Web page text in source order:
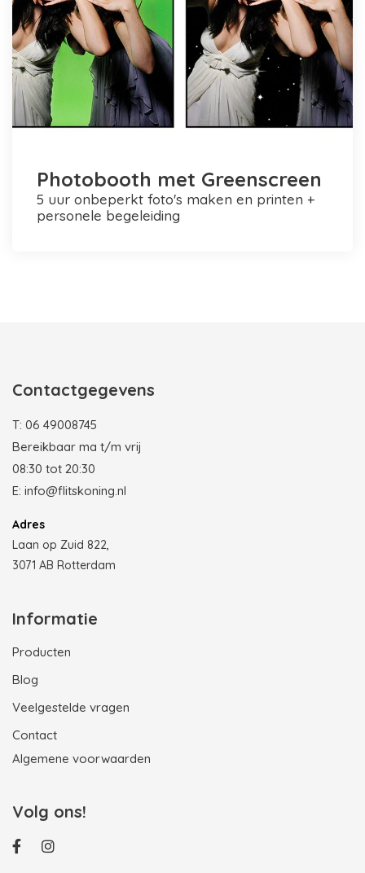
Photobooth met Greenscreen
5 uur onbeperkt foto's maken en printen +
personele begeleiding
Contactgegevens
T: 06 49008745
Bereikbaar ma t/m vrij
08:30 tot 20:30
E: info@flitskoning.nl
Adres
Laan op Zuid 822,
3071 AB Rotterdam
Informatie
Producten
Blog
Veelgestelde vragen
Contact
Algemene voorwaarden
Volg ons!